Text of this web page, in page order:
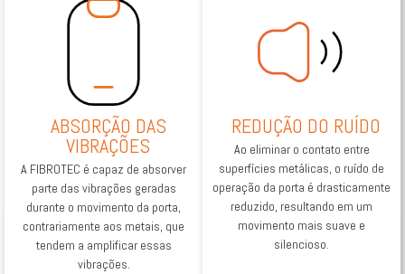
ABSORÇÃO DAS
VIBRAÇÕES
A FIBROTEC é capaz de absorver
parte das vibrações geradas
durante o movimento da porta,
contrariamente aos metais, que
tendem a amplificar essas
vibrações.
REDUÇÃO DO RUÍDO
Ao eliminar o contato entre
superfícies metálicas, o ruído de
operação da porta é drasticamente
reduzido, resultando em um
movimento mais suave e
silencioso.